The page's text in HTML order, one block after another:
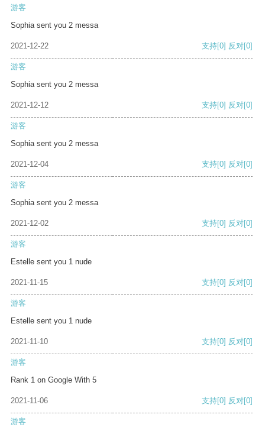
游客
Sophia sent you 2 messa
2021-12-22 支持[0] 反对[0]
游客
Sophia sent you 2 messa
2021-12-12 支持[0] 反对[0]
游客
Sophia sent you 2 messa
2021-12-04 支持[0] 反对[0]
游客
Sophia sent you 2 messa
2021-12-02 支持[0] 反对[0]
游客
Estelle sent you 1 nude
2021-11-15 支持[0] 反对[0]
游客
Estelle sent you 1 nude
2021-11-10 支持[0] 反对[0]
游客
Rank 1 on Google With 5
2021-11-06 支持[0] 反对[0]
游客